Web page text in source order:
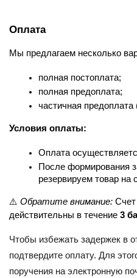
Оплата
Мы предлагаем несколько
полная постоплата;
полная предоплата;
частичная предоплата
Условия оплаты:
Оплата
После формирования
резервируем товар на
⚠️ Обратите внимание: Счет
действительны в течение 3
Чтобы избежать задержек в
подтвердите оплату. Для
поручения на электронную